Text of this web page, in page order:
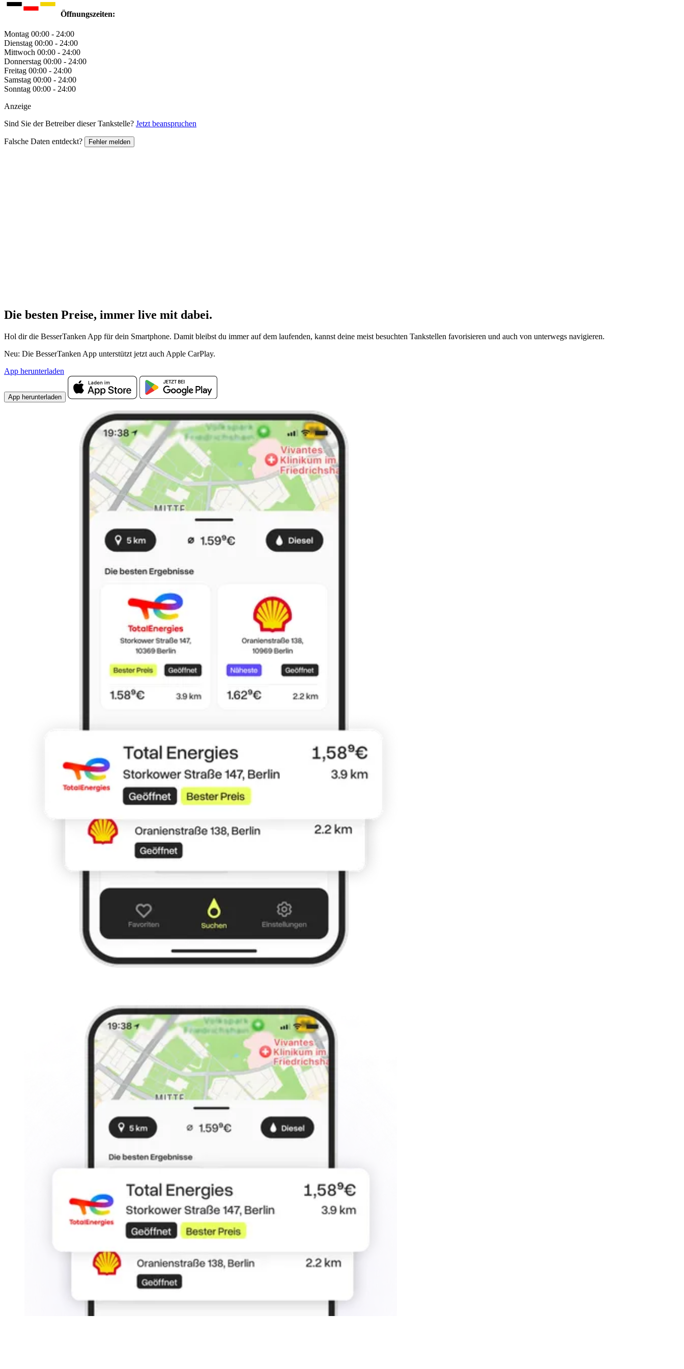
Öffnungszeiten:
Montag 00:00 - 24:00
Dienstag 00:00 - 24:00
Mittwoch 00:00 - 24:00
Donnerstag 00:00 - 24:00
Freitag 00:00 - 24:00
Samstag 00:00 - 24:00
Sonntag 00:00 - 24:00
Anzeige
Sind Sie der Betreiber dieser Tankstelle? Jetzt beanspruchen
Falsche Daten entdeckt? Fehler melden
Die besten Preise, immer live mit dabei.
Hol dir die BesserTanken App für dein Smartphone. Damit bleibst du immer auf dem laufenden, kannst deine meist besuchten Tankstellen favorisieren und auch von unterwegs navigieren.
Neu: Die BesserTanken App unterstützt jetzt auch Apple CarPlay.
App herunterladen
App herunterladen